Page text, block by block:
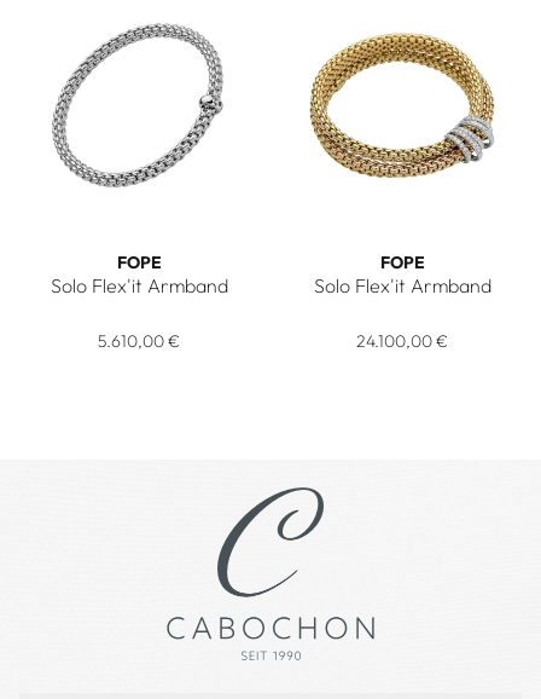
FOPE
Solo Flex'it Armband
5.610,00 €
FOPE
Solo Flex'it Armband
24.100,00 €